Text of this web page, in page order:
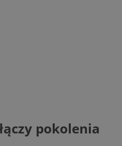
pokolenia